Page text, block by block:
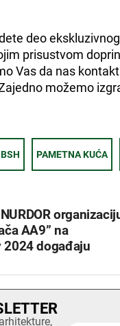
deo
prisustvom
Vas da nas
možemo
PAMETNA KUĆA
AA9” na
2024 događaju